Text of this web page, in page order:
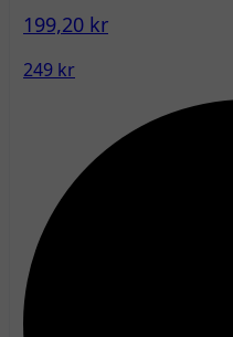
199,20 kr
249 kr